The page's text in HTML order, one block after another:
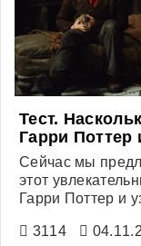
Тест.
Гарри Поттер
Сейчас мы
этот
Гарри Поттер и
3114